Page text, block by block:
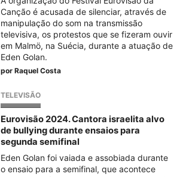
Canção é acusada de silenciar, através de
manipulação do som na transmissão
televisiva, os protestos que se fizeram ouvir
em Malmö, na Suécia, durante a atuação de
Eden Golan.
por Raquel Costa
TELEVISÃO
Eurovisão 2024. Cantora israelita alvo
de bullying durante ensaios para
segunda semifinal
Eden Golan foi vaiada e assobiada durante
o ensaio para a semifinal, que acontece